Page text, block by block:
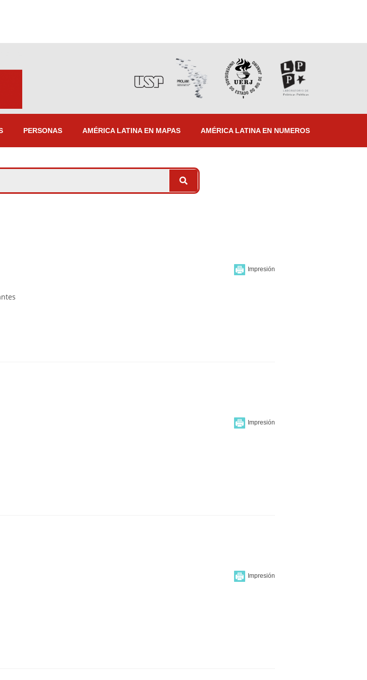
PERSONAS AMÉRICA LATINA EN MAPAS AMÉRICA LATINA EN NUMEROS